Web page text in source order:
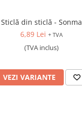
Sticlă din sticlă - Sonma
6,89 Lei + TVA
(TVA inclus)
VEZI VARIANTE